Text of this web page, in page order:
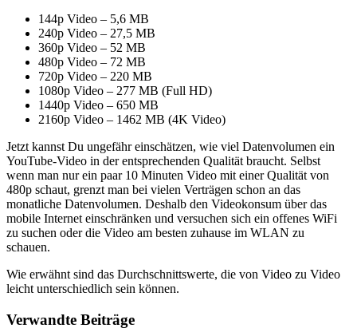
144p Video – 5,6 MB
240p Video – 27,5 MB
360p Video – 52 MB
480p Video – 72 MB
720p Video – 220 MB
1080p Video – 277 MB (Full HD)
1440p Video – 650 MB
2160p Video – 1462 MB (4K Video)
Jetzt kannst Du ungefähr einschätzen, wie viel Datenvolumen ein
YouTube-Video in der entsprechenden Qualität braucht. Selbst
wenn man nur ein paar 10 Minuten Video mit einer Qualität von
480p schaut, grenzt man bei vielen Verträgen schon an das
monatliche Datenvolumen. Deshalb den Videokonsum über das
mobile Internet einschränken und versuchen sich ein offenes WiFi
zu suchen oder die Video am besten zuhause im WLAN zu
schauen.
Wie erwähnt sind das Durchschnittswerte, die von Video zu Video
leicht unterschiedlich sein können.
Verwandte Beiträge